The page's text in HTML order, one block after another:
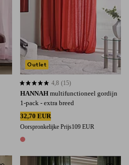
HANNAH multifunctioneel gordijn
1-pack - extra breed
32,70 EUR
Oorspronkelijke Prijs109 EUR
1 kleur
4,8 op basis van 15 beoordelingen
4,8 (15)
Outlet